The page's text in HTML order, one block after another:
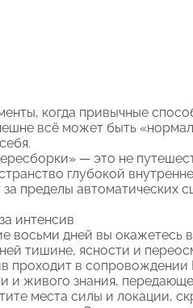
когда привычные
всё может быть
— это не
глубокой
за пределы автоматических
интенсив
восьми дней вы окажетесь
тишине, ясности и
проходит в сопровождении
и живого знания,
места силы и локации,